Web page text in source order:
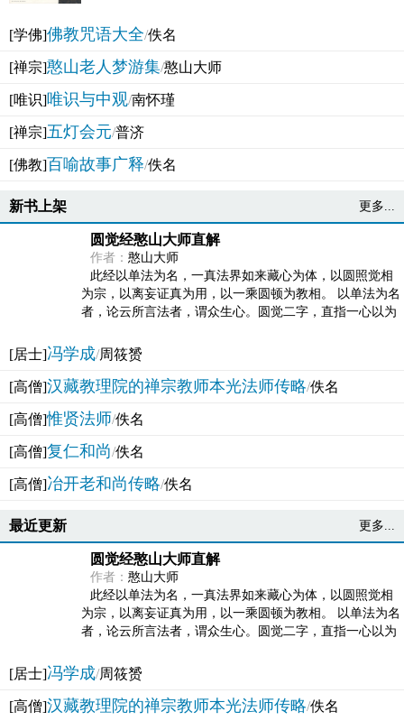
[学佛]佛教咒语大全/佚名
[禅宗]憨山老人梦游集/憨山大师
[唯识]唯识与中观/南怀瑾
[禅宗]五灯会元/普济
[佛教]百喻故事广释/佚名
新书上架 更多...
圆觉经憨山大师直解
作者： 憨山大师
此经以单法为名，一真法界如来藏心为体，以圆照觉相
为宗，以离妄证真为用，以一乘圆顿为教相。 以单法为名
者，论云所言法者，谓众生心。圆觉二字，直指一心以为
[居士]冯学成/周筱赟
[高僧]汉藏教理院的禅宗教师本光法师传略/佚名
[高僧]惟贤法师/佚名
[高僧]复仁和尚/佚名
[高僧]冶开老和尚传略/佚名
最近更新 更多...
圆觉经憨山大师直解
作者： 憨山大师
此经以单法为名，一真法界如来藏心为体，以圆照觉相
为宗，以离妄证真为用，以一乘圆顿为教相。 以单法为名
者，论云所言法者，谓众生心。圆觉二字，直指一心以为
[居士]冯学成/周筱赟
[高僧]汉藏教理院的禅宗教师本光法师传略/佚名